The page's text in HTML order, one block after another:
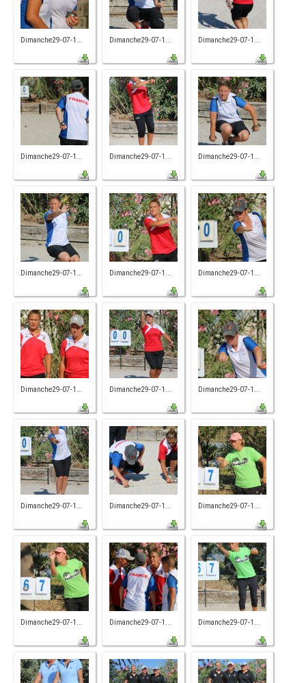
Dimanche29-07-1... Dimanche29-07-1... Dimanche29-07-1...
Dimanche29-07-1... Dimanche29-07-1... Dimanche29-07-1...
Dimanche29-07-1... Dimanche29-07-1... Dimanche29-07-1...
Dimanche29-07-1... Dimanche29-07-1... Dimanche29-07-1...
Dimanche29-07-1... Dimanche29-07-1... Dimanche29-07-1...
Dimanche29-07-1... Dimanche29-07-1... Dimanche29-07-1...